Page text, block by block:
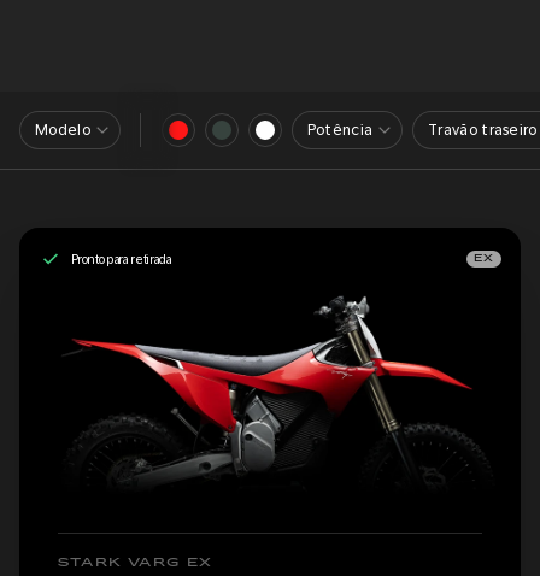
Modelo Potência Travão traseiro
Pronto para retirada EX
STARK VARG EX